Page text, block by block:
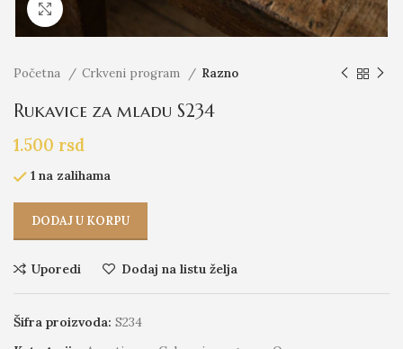
Početna Crkveni program Razno
Rukavice za mladu S234
1.500 rsd
1 na zalihama
DODAJ U KORPU
Uporedi Dodaj na listu želja
Šifra proizvoda: S234